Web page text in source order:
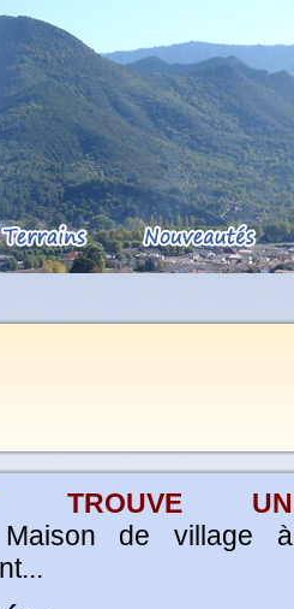
TROUVE UN
de village à